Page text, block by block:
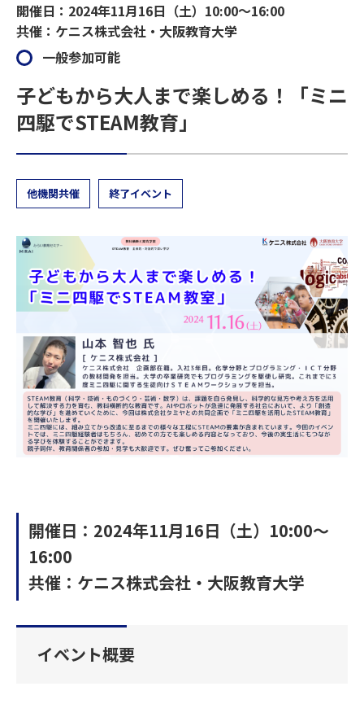
開催日：2024年11月16日（土）10:00～16:00
共催：ケニス株式会社・大阪教育大学
一般参加可能
子どもから大人まで楽しめる！「ミニ
四駆でSTEAM教育」
他機関共催 終了イベント
開催日：2024年11月16日（土）10:00～
16:00
共催：ケニス株式会社・大阪教育大学
イベント概要